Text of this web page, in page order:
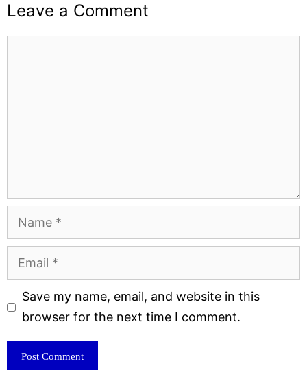
Leave a Comment
Name
Email
Website
Save my name, email, and website in this
browser for the next time I comment.